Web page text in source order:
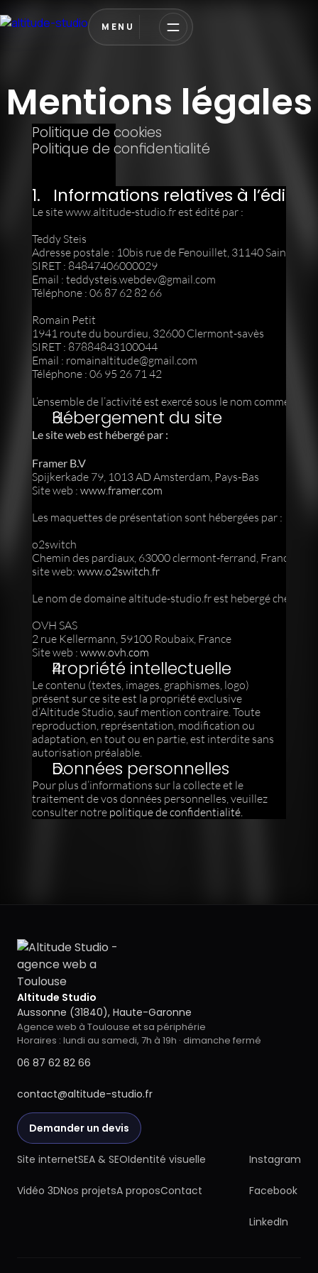
MENU
Mentions légales
Politique de cookies
Politique de confidentialité
1.   Informations relatives à l’éditeur
Le site www.altitude-studio.fr est édité par :
Teddy Steis
Adresse postale : 10bis rue de Fenouillet, 31140 Saint-
SIRET : 84847406000029
Email : teddysteis.webdev@gmail.com
Téléphone : 06 87 62 82 66
Romain Petit
1941 route du bourdieu, 32600 Clermont-savès
SIRET : 87884843100044
Email : romainaltitude@gmail.com
Téléphone : 06 95 26 71 42
L’ensemble de l’activité est exercé sous le nom commercial
Hébergement du site
Le site web est hébergé par :
Framer B.V
Spijkerkade 79, 1013 AD Amsterdam, Pays-Bas
Site web : www.framer.com
Les maquettes de présentation sont hébergées par :
o2switch
Chemin des pardiaux, 63000 clermont-ferrand, France
site web: www.o2switch.fr
Le nom de domaine altitude-studio.fr est hebergé chez:
OVH SAS
2 rue Kellermann, 59100 Roubaix, France
Site web : www.ovh.com
Propriété intellectuelle
Le contenu (textes, images, graphismes, logo)
présent sur ce site est la propriété exclusive
d’Altitude Studio, sauf mention contraire. Toute
reproduction, représentation, modification ou
adaptation, en tout ou en partie, est interdite sans
autorisation préalable.
Données personnelles
Pour plus d’informations sur la collecte et le
traitement de vos données personnelles, veuillez
consulter notre politique de confidentialité.
Altitude Studio
Aussonne (31840), Haute-Garonne
Agence web à Toulouse et sa périphérie
Horaires : lundi au samedi, 7h à 19h · dimanche fermé
06 87 62 82 66
contact@altitude-studio.fr
Demander un devis
Site internetSEA & SEOIdentité visuelle
Vidéo 3DNos projetsA proposContact
Instagram
Facebook
LinkedIn